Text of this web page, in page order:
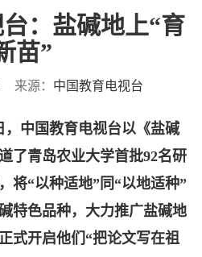
：盐碱地上“育
苗”
来源： 中国教育电视台
，中国教育电视台以《盐碱
了青岛农业大学首批92名研
将“以种适地”同“以地适种”
特色品种，大力推广盐碱地
式开启他们“把论文写在祖